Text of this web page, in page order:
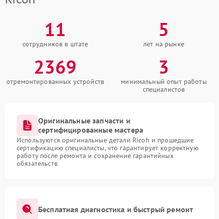
11
сотрудников в штате
5
лет на рынке
2369
отремонтированных устройств
3
минимальный опыт работы
специалистов
Оригинальные запчасти и
сертифицированные мастера
Используются оригинальные детали Ricoh и прошедшие
сертификацию специалисты, что гарантирует корректную
работу после ремонта и сохранение гарантийных
обязательств
Бесплатная диагностика и быстрый ремонт